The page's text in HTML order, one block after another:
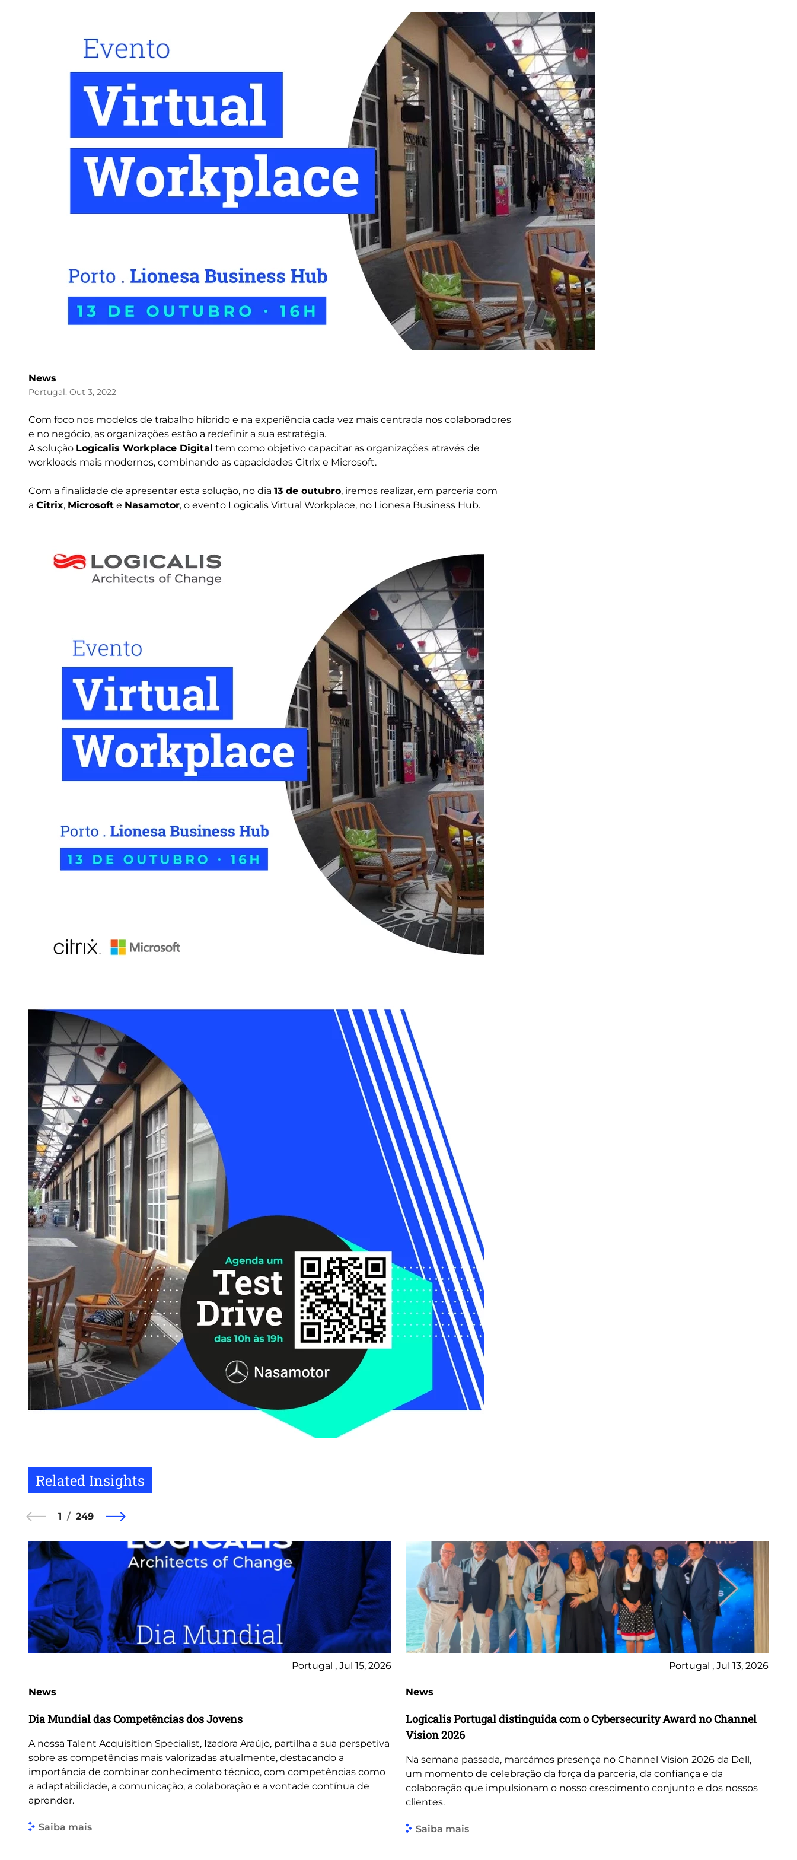
News
Portugal, Out 3, 2022
Com foco nos modelos de trabalho híbrido e na experiência cada vez mais centrada nos colaboradores
e no negócio, as organizações estão a redefinir a sua estratégia.
A solução Logicalis Workplace Digital tem como objetivo capacitar as organizações através de
workloads mais modernos, combinando as capacidades Citrix e Microsoft.
Com a finalidade de apresentar esta solução, no dia 13 de outubro, iremos realizar, em parceria com
a Citrix, Microsoft e Nasamotor, o evento Logicalis Virtual Workplace, no Lionesa Business Hub.
Related Insights
1 249
Portugal , Jul 15, 2026
News
Dia Mundial das Competências dos Jovens
A nossa Talent Acquisition Specialist, Izadora Araújo, partilha a sua perspetiva
sobre as competências mais valorizadas atualmente, destacando a
importância de combinar conhecimento técnico, com competências como
a adaptabilidade, a comunicação, a colaboração e a vontade contínua de
aprender.
Saiba mais
Portugal , Jul 13, 2026
News
Logicalis Portugal distinguida com o Cybersecurity Award no Channel
Vision 2026
Na semana passada, marcámos presença no Channel Vision 2026 da Dell,
um momento de celebração da força da parceria, da confiança e da
colaboração que impulsionam o nosso crescimento conjunto e dos nossos
clientes.
Saiba mais